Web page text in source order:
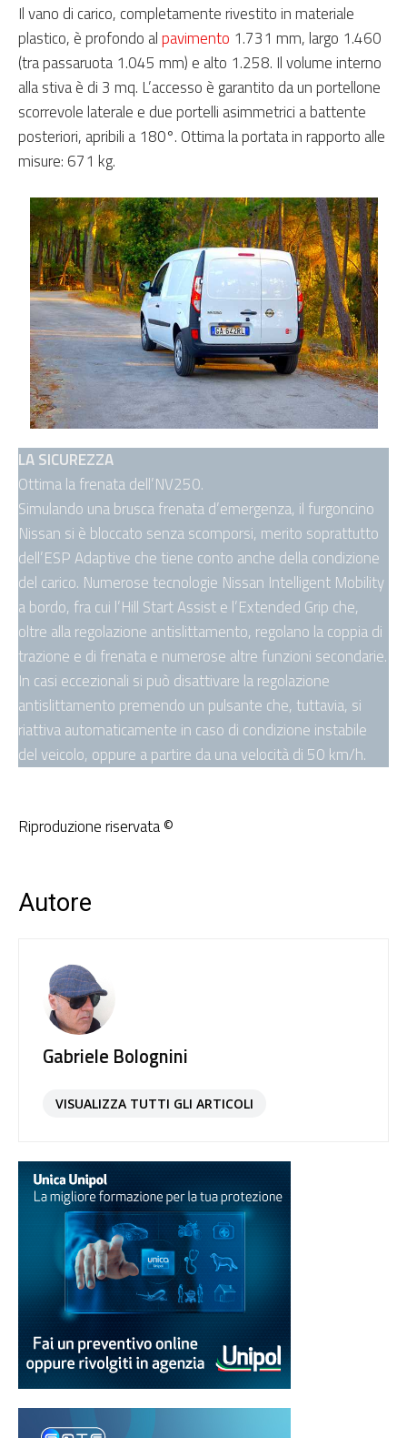
Il vano di carico, completamente rivestito in materiale
plastico, è profondo alpavimento 1.731 mm, largo 1.460
(tra passaruota 1.045 mm) e alto 1.258. Il volume interno
alla stiva è di 3 mq. L’accesso è garantito da un portellone
scorrevole laterale e due portelli asimmetrici a battente
posteriori, apribili a 180°. Ottima la portata in rapporto alle
misure: 671 kg.
LA SICUREZZA
Ottima la frenata dell’NV250.
Simulando una brusca frenata d’emergenza, il furgoncino
Nissan si è bloccato senza scomporsi, merito soprattutto
dell’ESP Adaptive che tiene conto anche della condizione
del carico. Numerose tecnologie Nissan Intelligent Mobility
a bordo, fra cui l’Hill Start Assist e l’Extended Grip che,
oltre alla regolazione antislittamento, regolano la coppia di
trazione e di frenata e numerose altre funzioni secondarie.
In casi eccezionali si può disattivare la regolazione
antislittamento premendo un pulsante che, tuttavia, si
riattiva automaticamente in caso di condizione instabile
del veicolo, oppure a partire da una velocità di 50 km/h.
Riproduzione riservata ©
Autore
Gabriele Bolognini
VISUALIZZA TUTTI GLI ARTICOLI